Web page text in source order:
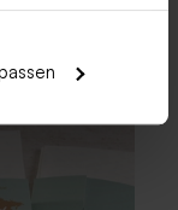
Eukalyptus